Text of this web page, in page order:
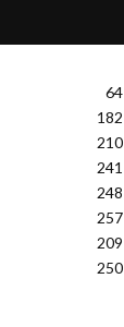
64
182
210
241
248
257
209
250